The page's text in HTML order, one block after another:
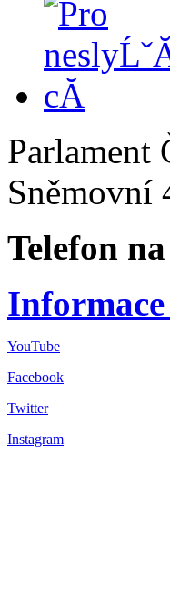
Parlament
Sněmovní
Telefon
Informace
YouTube
Facebook
Twitter
Instagram